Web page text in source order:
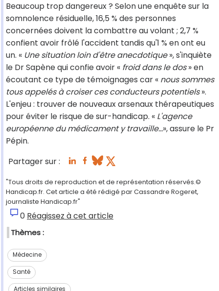
Beaucoup trop dangereux ? Selon une enquête sur la
somnolence résiduelle, 16,5 % des personnes
concernées doivent la combattre au volant ; 2,7 %
confient avoir frôlé l'accident tandis qu'1 % en ont eu
un. « Une situation loin d'être anecdotique», s'inquiète
le Dr Sapène qui confie avoir « froid dans le dos» en
écoutant ce type de témoignages car « nous sommes
tous appelés à croiser ces conducteurs potentiels».
L'enjeu : trouver de nouveaux arsenaux thérapeutiques
pour éviter le risque de sur-handicap. « L'agence
européenne du médicament y travaille...», assure le Pr
Pépin.
Partager sur :
"Tous droits de reproduction et de représentation réservés.©
Handicap.fr. Cet article a été rédigé par Cassandre Rogeret,
journaliste Handicap.fr"
0 Réagissez à cet article
Thèmes :
Médecine
Santé
Articles similaires